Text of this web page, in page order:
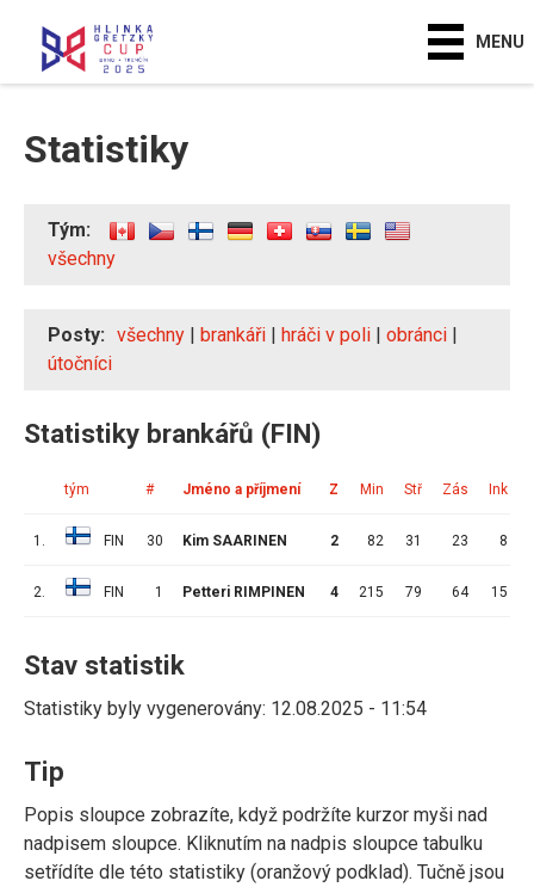
MENU
Statistiky
Tým:
všechny
Posty: všechny | brankáři | hráči v poli | obránci |
útočníci
Statistiky brankářů (FIN)
tým # Jméno a příjmení Z Min Stř Zás Ink
1. FIN 30 Kim SAARINEN 2 82 31 23 8
2. FIN 1 Petteri RIMPINEN 4 215 79 64 15
Stav statistik
Statistiky byly vygenerovány: 12.08.2025 - 11:54
Tip
Popis sloupce zobrazíte, když podržíte kurzor myši nad
nadpisem sloupce. Kliknutím na nadpis sloupce tabulku
setřídíte dle této statistiky (oranžový podklad). Tučně jsou